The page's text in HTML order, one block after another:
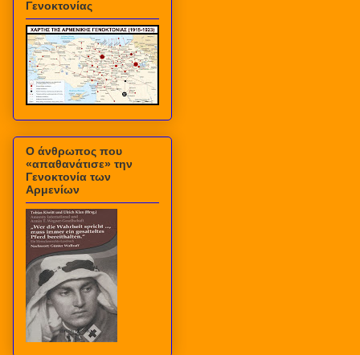
Γενοκτονίας
Ο άνθρωπος που
«απαθανάτισε» την
Γενοκτονία των
Αρμενίων